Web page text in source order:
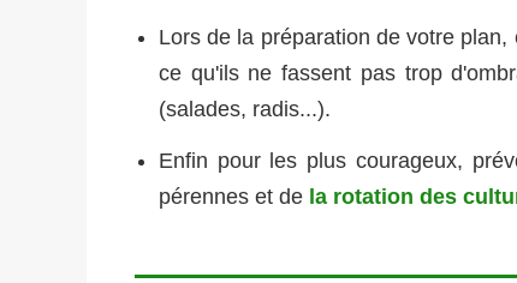
Lors de la préparation de votre
ce qu'ils ne fassent pas trop
(salades, radis...).
Enfin pour les plus courageux,
pérennes et de la rotation des